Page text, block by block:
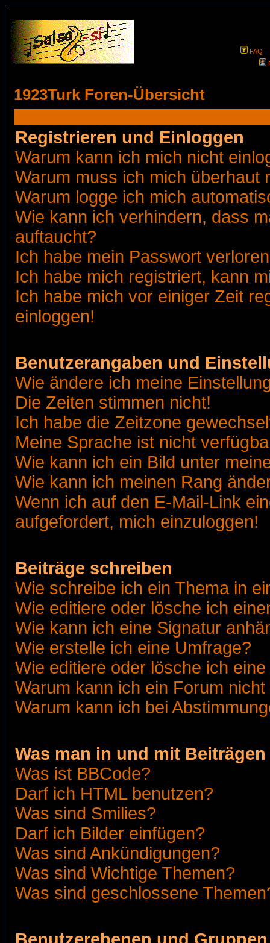
FAQ
1923Turk Foren-Übersicht
Registrieren und Einloggen
Warum kann ich mich nicht
Warum muss ich mich überhaut
Warum logge ich mich
Wie kann ich verhindern, dass
auftaucht?
Ich habe mein Passwort
Ich habe mich registriert, kann
Ich habe mich vor einiger Zeit
einloggen!
Benutzerangaben und
Wie ändere ich meine
Die Zeiten stimmen nicht!
Ich habe die Zeitzone
Meine Sprache ist nicht
Wie kann ich ein Bild unter
Wie kann ich meinen Rang
Wenn ich auf den E-Mail-Link
aufgefordert, mich einzuloggen!
Beiträge schreiben
Wie schreibe ich ein Thema in
Wie editiere oder lösche ich
Wie kann ich eine Signatur
Wie erstelle ich eine Umfrage?
Wie editiere oder lösche ich
Warum kann ich ein Forum
Warum kann ich bei
Was man in und mit
Was ist BBCode?
Darf ich HTML benutzen?
Was sind Smilies?
Darf ich Bilder einfügen?
Was sind Ankündigungen?
Was sind Wichtige Themen?
Was sind geschlossene